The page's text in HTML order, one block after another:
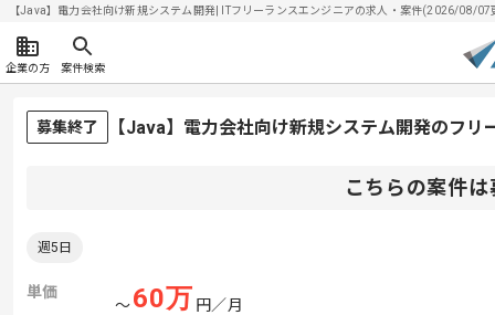
【Java】電力会社向け新規システム開発| ITフリーランスエンジニアの求人・案件(2026/08/07
企業の方 案件検索
募集終了 【Java】電力会社向け新規システム開発のフリ
こちらの案件
週5日
単価
〜60万 円／月